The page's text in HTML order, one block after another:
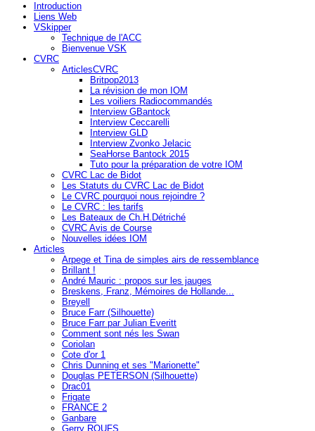
Introduction
Liens Web
VSkipper
Technique de l'ACC
Bienvenue VSK
CVRC
ArticlesCVRC
Britpop2013
La révision de mon IOM
Les voiliers Radiocommandés
Interview GBantock
Interview Ceccarelli
Interview GLD
Interview Zvonko Jelacic
SeaHorse Bantock 2015
Tuto pour la préparation de votre IOM
CVRC Lac de Bidot
Les Statuts du CVRC Lac de Bidot
Le CVRC pourquoi nous rejoindre ?
Le CVRC : les tarifs
Les Bateaux de Ch.H.Détriché
CVRC Avis de Course
Nouvelles idées IOM
Articles
Arpege et Tina de simples airs de ressemblance
Brillant !
André Mauric : propos sur les jauges
Breskens, Franz, Mémoires de Hollande...
Breyell
Bruce Farr (Silhouette)
Bruce Farr par Julian Everitt
Comment sont nés les Swan
Coriolan
Cote d'or 1
Chris Dunning et ses "Marionette"
Douglas PETERSON (Silhouette)
Drac01
Frigate
FRANCE 2
Ganbare
Gerry ROUFS